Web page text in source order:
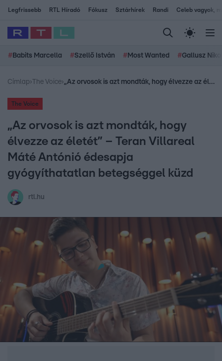
Legfrissebb RTL Híradó Fókusz Sztárhírek Randi Celeb vagyok,
# Babits Marcella #Szellő István # Most Wanted #Gallusz
Címlap› The Voice› „Az orvosok is azt mondták, hogy élvezze az életét” – Teran Villareal Máté Antónió édesapja gyógyíthatatlan betegséggel küzd
The Voice
„Az orvosok is azt mondták, hogy
élvezze az életét” – Teran Villareal
Máté Antónió édesapja
gyógyíthatatlan betegséggel küzd
rtl.hu